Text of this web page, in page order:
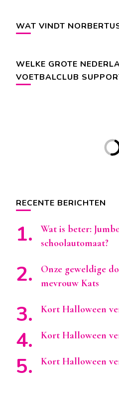
WAT VINDT
WELKE GROTE
VOETBALCLUB
RECENTE BERICHTEN
Wat is beter:
schoolautomaat?
Onze geweldige
mevrouw Kats
Kort Halloween
Kort Halloween
Kort Halloween